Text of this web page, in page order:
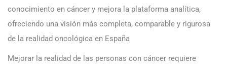
conocimiento en cáncer y mejora la plataforma analítica,
ofreciendo una visión más completa, comparable y rigurosa
de la realidad oncológica en España
Mejorar la realidad de las personas con cáncer requiere